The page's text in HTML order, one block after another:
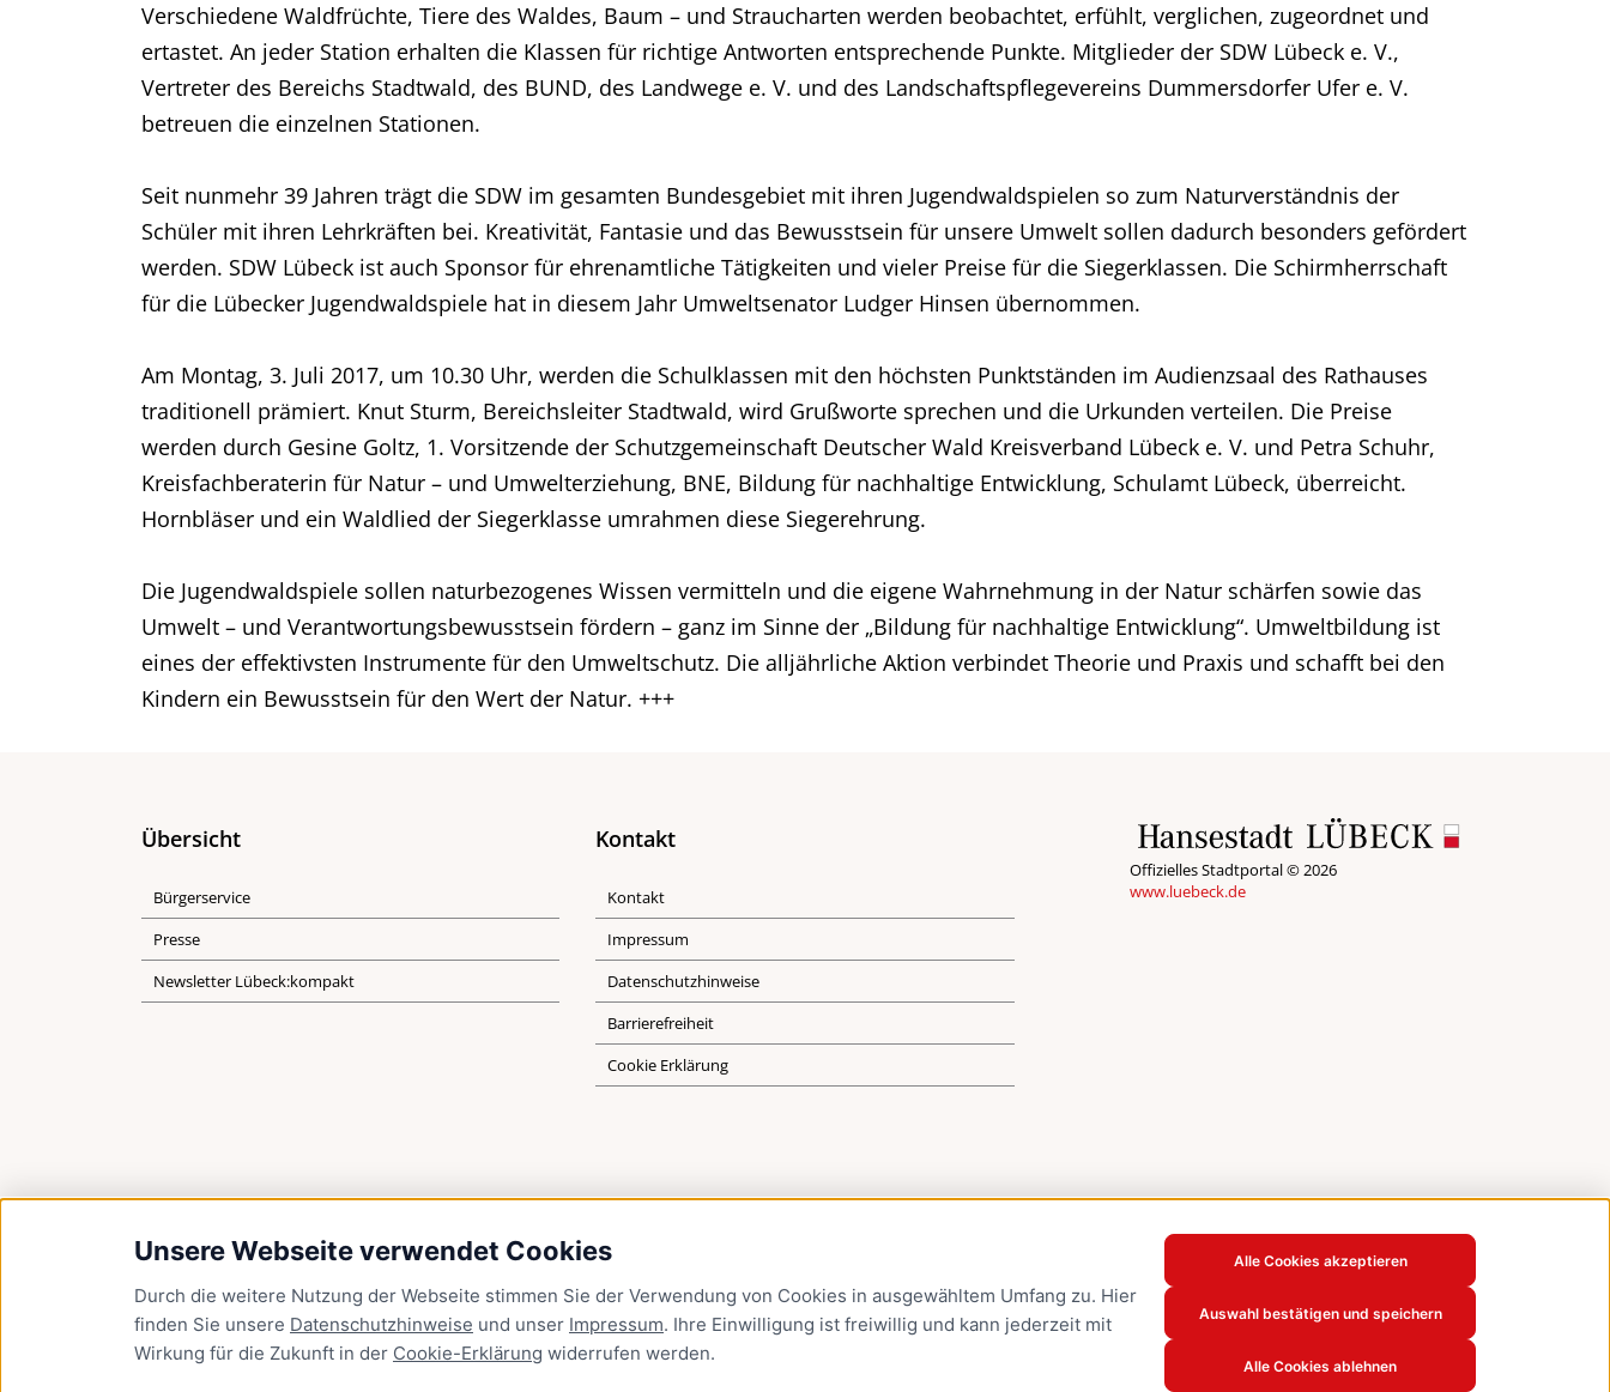
Unsere Webseite verwendet Cookies
Durch die weitere Nutzung der Webseite stimmen Sie der Verwendung von Cookies in ausgewähltem Umfang zu. Hier
finden Sie unsere Datenschutzhinweise und unser Impressum. Ihre Einwilligung ist freiwillig und kann jederzeit mit
Wirkung für die Zukunft in der Cookie-Erklärung widerrufen werden.
Alle Cookies akzeptieren
Auswahl bestätigen und speichern
Alle Cookies ablehnen
Verschiedene Waldfrüchte, Tiere des Waldes, Baum – und Straucharten werden beobachtet, erfühlt, verglichen, zugeordnet und
ertastet. An jeder Station erhalten die Klassen für richtige Antworten entsprechende Punkte. Mitglieder der SDW Lübeck e. V.,
Vertreter des Bereichs Stadtwald, des BUND, des Landwege e. V. und des Landschaftspflegevereins Dummersdorfer Ufer e. V.
betreuen die einzelnen Stationen.
Seit nunmehr 39 Jahren trägt die SDW im gesamten Bundesgebiet mit ihren Jugendwaldspielen so zum Naturverständnis der
Schüler mit ihren Lehrkräften bei. Kreativität, Fantasie und das Bewusstsein für unsere Umwelt sollen dadurch besonders gefördert
werden. SDW Lübeck ist auch Sponsor für ehrenamtliche Tätigkeiten und vieler Preise für die Siegerklassen. Die Schirmherrschaft
für die Lübecker Jugendwaldspiele hat in diesem Jahr Umweltsenator Ludger Hinsen übernommen.
Am Montag, 3. Juli 2017, um 10.30 Uhr, werden die Schulklassen mit den höchsten Punktständen im Audienzsaal des Rathauses
traditionell prämiert. Knut Sturm, Bereichsleiter Stadtwald, wird Grußworte sprechen und die Urkunden verteilen. Die Preise
werden durch Gesine Goltz, 1. Vorsitzende der Schutzgemeinschaft Deutscher Wald Kreisverband Lübeck e. V. und Petra Schuhr,
Kreisfachberaterin für Natur – und Umwelterziehung, BNE, Bildung für nachhaltige Entwicklung, Schulamt Lübeck, überreicht.
Hornbläser und ein Waldlied der Siegerklasse umrahmen diese Siegerehrung.
Die Jugendwaldspiele sollen naturbezogenes Wissen vermitteln und die eigene Wahrnehmung in der Natur schärfen sowie das
Umwelt – und Verantwortungsbewusstsein fördern – ganz im Sinne der „Bildung für nachhaltige Entwicklung“. Umweltbildung ist
eines der effektivsten Instrumente für den Umweltschutz. Die alljährliche Aktion verbindet Theorie und Praxis und schafft bei den
Kindern ein Bewusstsein für den Wert der Natur. +++
Übersicht
Bürgerservice
Presse
Newsletter Lübeck:kompakt
Kontakt
Kontakt
Impressum
Datenschutzhinweise
Barrierefreiheit
Cookie Erklärung
Offizielles Stadtportal © 2026
www.luebeck.de